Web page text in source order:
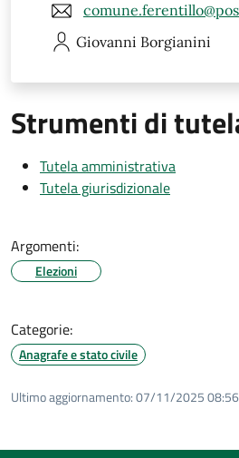
Giovanni Borgianini
Strumenti di
Tutela amministrativa
Tutela giurisdizionale
Argomenti:
Elezioni
Categorie:
Anagrafe e stato civile
Ultimo aggiornamento:07/11/2025